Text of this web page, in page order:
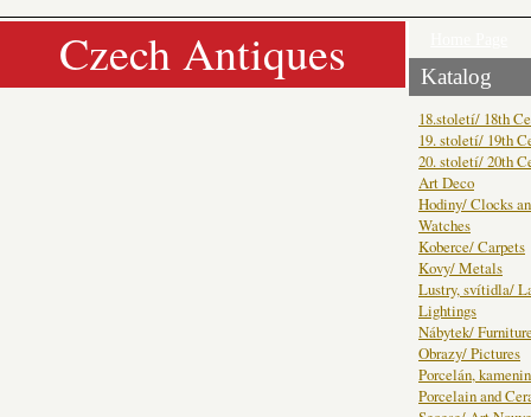
Czech Antiques Katalog
18.století/ 18th
19. století/ 19th
20. století/ 20th
Art Deco
Hodiny/ Clocks
Watches
Koberce/ Carpets
Kovy/ Metals
Lustry, svítidla/
Lightings
Nábytek/
Obrazy/ Pictures
Porcelán,
Porcelain and